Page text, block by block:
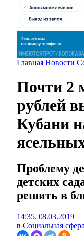
Главная Новости
Почти 2
рублей
Кубани
Проблему
детских
решить в
14:35, 08.03.2019
в Социальная сфера